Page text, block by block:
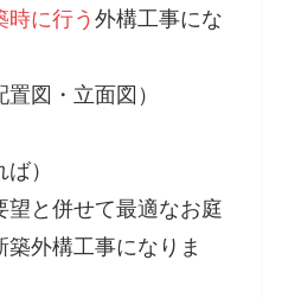
時に行う 外構工事にな
図・立面図）
）
望と併せて最適なお庭
外構工事になりま